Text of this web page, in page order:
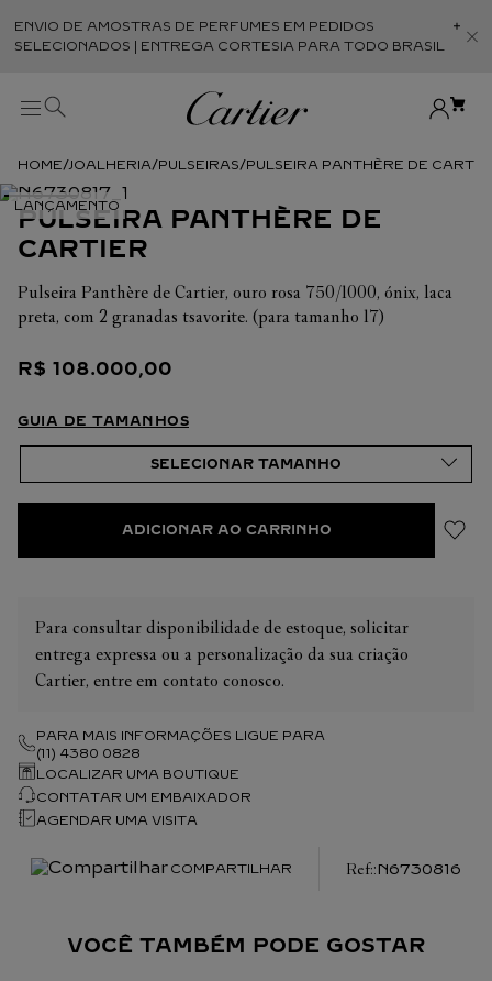
ENVIO DE AMOSTRAS DE PERFUMES EM PEDIDOS
SELECIONADOS | ENTREGA CORTESIA PARA TODO BRASIL
JOALHERIA PULSEIRAS PULSEIRA PANTHÈRE DE
PULSEIRA PANTHÈRE DE
CARTIER
Pulseira Panthère de Cartier, ouro rosa 750/1000, ónix, laca
preta, com 2 granadas tsavorite. (para tamanho 17)
R$ 108.000,00
GUIA DE TAMANHOS
ADICIONAR AO CARRINHO
Para consultar disponibilidade de estoque, solicitar
entrega expressa ou a personalização da sua criação
Cartier, entre em contato conosco.
PARA MAIS INFORMAÇÕES LIGUE PARA
(11) 4380 0828
LOCALIZAR UMA BOUTIQUE
CONTATAR UM EMBAIXADOR
AGENDAR UMA VISITA
COMPARTILHAR :N6730816
VOCÊ TAMBÉM PODE GOSTAR